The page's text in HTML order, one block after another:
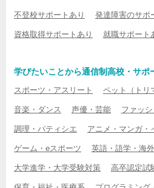
不登校サポートあり 発達障害のサポ
資格取得サポートあり 就職サポート
学びたいことから通信制高校・サポ
スポーツ・アスリート ペット（トリ
音楽・ダンス 声優・芸能 ファッ
調理・パティシエ アニメ・マンガ・
ゲーム・eスポーツ 英語・語学・海
大学進学・大学受験対策 高卒認定試